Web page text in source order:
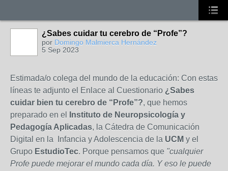
¿Sabes cuidar tu cerebro de “Profe”?
por Domingo Malmierca Hernández
5 Sep 2023
Estimada/o colega del mundo de la educación: Con estas
líneas te adjunto el Enlace al Cuestionario ¿Sabes
cuidar bien tu cerebro de “Profe”?, que hemos
preparado en el
Instituto de Neuropsicología y
Pedagogía Aplicadas, la Cátedra de Comunicación
Digital en la Infancia y Adolescencia de la UCM y el
Grupo EstudioTec. Porque pensamos que "cualquier
Profe puede mejorar el mundo cada día. Y eso le puede